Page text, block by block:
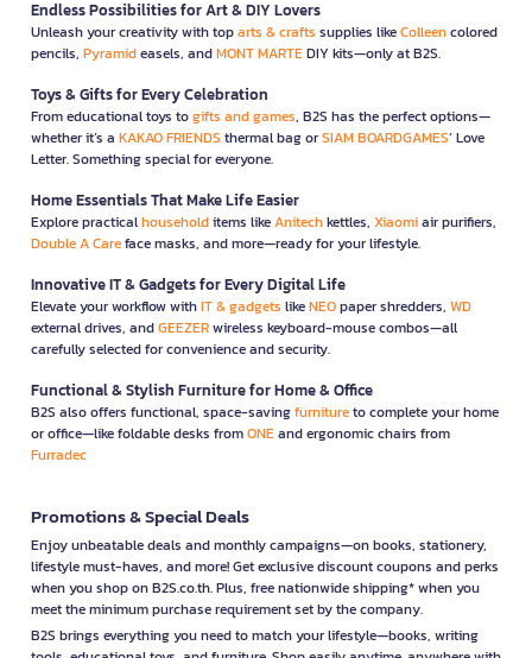
Endless Possibilities for Art & DIY Lovers
Unleash your creativity with toparts & crafts supplies likeColleencolored
pencils, Pyramideasels, andMONT MARTEDIY kits—only at B2S.
Toys & Gifts for Every Celebration
From educational toys togifts and games, B2S has the perfect options—
whether it’s a KAKAO FRIENDS thermal bag orSIAM BOARDGAMES’ Love
Letter. Something special for everyone.
Home Essentials That Make Life Easier
Explore practicalhouseholditems likeAnitechkettles, Xiaomiair purifiers,
Double A Careface masks, and more—ready for your lifestyle.
Innovative IT & Gadgets for Every Digital Life
Elevate your workflow withIT & gadgets likeNEOpaper shredders, WD
external drives, andGEEZERwireless keyboard-mouse combos—all
carefully selected for convenience and security.
Functional & Stylish Furniture for Home & Office
B2S also offers functional, space-savingfurnitureto complete your home
or office—like foldable desks fromONEand ergonomic chairs from
Furradec
Promotions & Special Deals
Enjoy unbeatable deals and monthly campaigns—on books, stationery,
lifestyle must-haves, and more! Get exclusive discount coupons and perks
when you shop on B2S.co.th. Plus, free nationwide shipping* when you
meet the minimum purchase requirement set by the company.
B2S brings everything you need to match your lifestyle—books, writing